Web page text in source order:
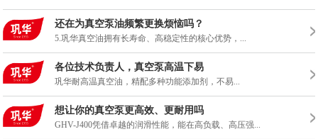
还在为真空泵油频繁更换烦恼吗？
5.巩华真空油拥有长寿命、高稳定性的核心优势，...
各位技术负责人，真空泵高温下易
巩华耐高温真空油，精配多种功能添加剂，不易...
想让你的真空泵更高效、更耐用吗
GHV-J400凭借卓越的润滑性能，能在高负载、高压强...